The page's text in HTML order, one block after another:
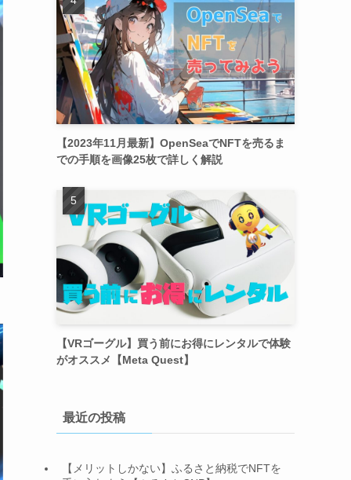
【2023年11月最新】OpenSeaでNFTを売るま
での手順を画像25枚で詳しく解説
【VRゴーグル】買う前にお得にレンタルで体験
がオススメ【Meta Quest】
最近の投稿
【メリットしかない】ふるさと納税でNFTを